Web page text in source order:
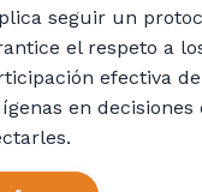
seguir un
el respeto a
efectiva
en